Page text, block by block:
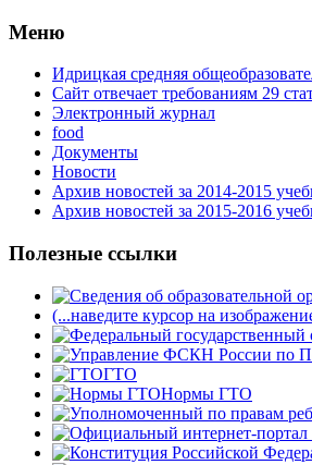
Мeню
Идрицкая средняя
Сайт отвечает требованиям 29
Электронный журнал
food
Документы
Новости
Архив новостей за 2014-2015
Архив новостей за 2015-2016
Полезные ссылки
(...наведите курсор на
ГТО
Нормы ГТО